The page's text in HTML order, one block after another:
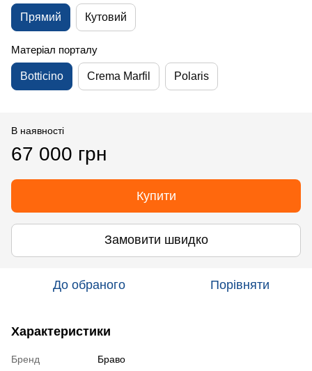
Прямий Кутовий
Матеріал порталу
Botticino Crema Marfil Polaris
В наявності
67 000 грн
Купити
Замовити швидко
До обраного Порівняти
Характеристики
Бренд
Браво